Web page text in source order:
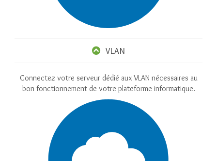
VLAN
Connectez votre serveur dédié aux VLAN nécessaires au
bon fonctionnement de votre plateforme informatique.